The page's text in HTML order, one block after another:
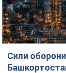
Сили